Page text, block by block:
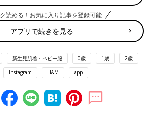
読める！お気に入り記事を登録可能
アプリで続きを見る
新生児肌着・ベビー服 0歳 1歳 2歳
Instagram H&M app